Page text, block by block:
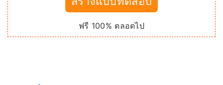
ฟรี 100% ตลอดไป